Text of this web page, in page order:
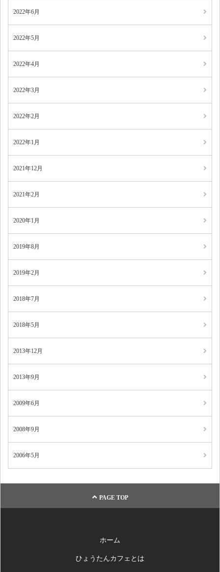
2022年6月
2022年5月
2022年4月
2022年3月
2022年2月
2022年1月
2021年12月
2021年2月
2020年1月
2019年8月
2019年2月
2018年7月
2018年5月
2013年12月
2013年9月
2009年6月
2008年9月
2006年5月
PAGE TOP
ホーム
ひょうたんカフェとは